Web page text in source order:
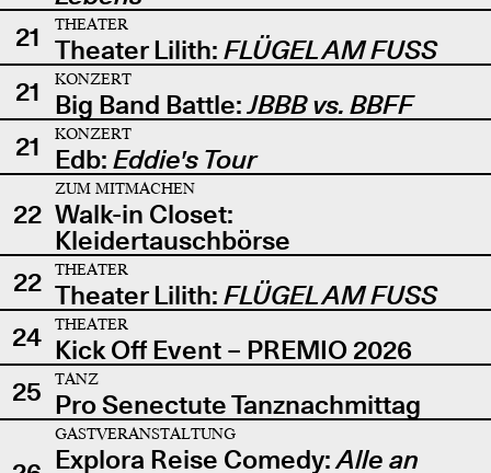
21
THEATER
Theater Lilith: FLÜGEL AM FUSS
21
KONZERT
Big Band Battle:JBBB vs. BBFF
21
KONZERT
Edb: Eddie's Tour
22
ZUM MITMACHEN
Walk-in Closet:
Kleidertauschbörse
22
THEATER
Theater Lilith: FLÜGEL AM FUSS
24
THEATER
Kick Off Event – PREMIO 2026
25
TANZ
Pro Senectute Tanznachmittag
GASTVERANSTALTUNG
Explora Reise Comedy:Alle an